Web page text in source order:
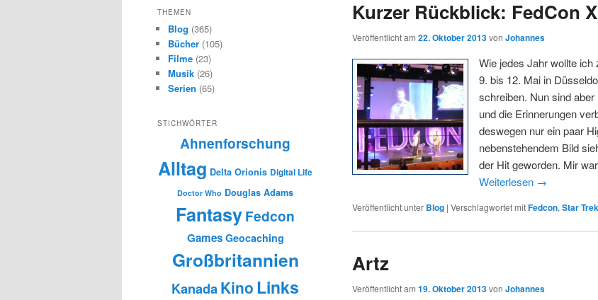
Kurzer Rückblick: FedCon
Veröffentlicht am 22. Oktober 2013von Johannes
Wie jedes Jahr wollte
9. bis 12. Mai in
schreiben. Nun sind
und die Erinnerungen
deswegen nur ein paar
nebenstehendem Bild
der Hit geworden. Mir
Weiterlesen →
Veröffentlicht unter Blog | Verschlagwortet mitFedcon, Star Trek
Artz
Veröffentlicht am 19. Oktober 2013von Johannes
h
THEMEN
Blog (365)
Bücher (105)
Filme (23)
Musik (26)
Serien (65)
STICHWÖRTER
Ahnenforschung
Alltag Delta Orionis Digital Life
Doctor Who Douglas Adams
FantasyFedcon
Games Geocaching
Großbritannien
KanadaKino Links